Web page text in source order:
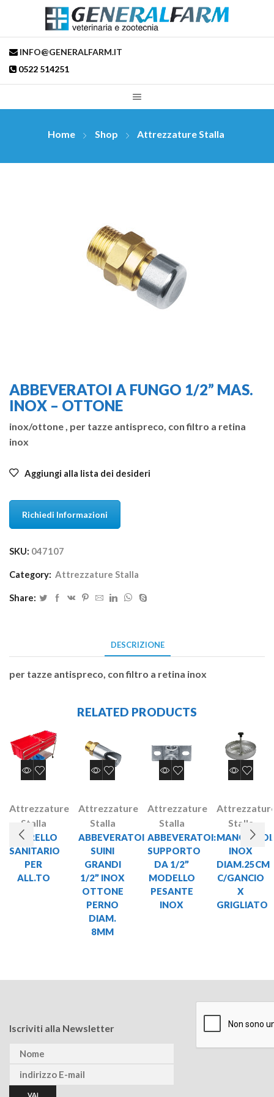
INFO@GENERALFARM.IT
0522 514251
Home Shop Attrezzature Stalla
ABBEVERATOI A FUNGO 1/2” MAS.
INOX – OTTONE
inox/ottone , per tazze antispreco, con filtro a retina
inox
Aggiungi alla lista dei desideri
Richiedi Informazioni
SKU: 047107
Category: Attrezzature Stalla
Share:
DESCRIZIONE
per tazze antispreco, con filtro a retina inox
RELATED PRODUCTS
Attrezzature
Stalla
CARRELLO
SANITARIO
PER
ALL.TO
Attrezzature
Stalla
ABBEVERATOI
SUINI
GRANDI
1/2” INOX
OTTONE
PERNO
DIAM.
8MM
Attrezzature
Stalla
ABBEVERATOI:
SUPPORTO
DA 1/2”
MODELLO
PESANTE
INOX
Stalla
INOX
DIAM.25CM
C/GANCIO
X
GRIGLIATO
Iscriviti alla Newsletter